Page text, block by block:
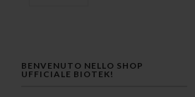
BENVENUTO NELLO SHOP
UFFICIALE BIOTEK!